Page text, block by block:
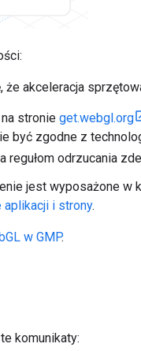
akceleracja
stronie get.webgl.org
być zgodne z
odrzucania
jest wyposażone w
aplikacji i strony.
w GMP.
komunikaty: